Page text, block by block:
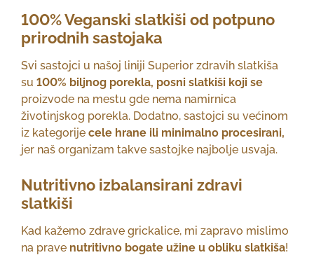
100% Veganski slatkiši od potpuno
prirodnih sastojaka
Svi sastojci u našoj liniji Superior zdravih slatkiša
su 100% biljnog porekla, posni slatkiši koji se
proizvode na mestu gde nema namirnica
životinjskog porekla. Dodatno, sastojci su većinom
iz kategorije cele hrane ili minimalno procesirani,
jer naš organizam takve sastojke najbolje usvaja.
Nutritivno izbalansirani zdravi
slatkiši
Kad kažemo zdrave grickalice, mi zapravo mislimo
na prave nutritivno bogate užine u obliku slatkiša!